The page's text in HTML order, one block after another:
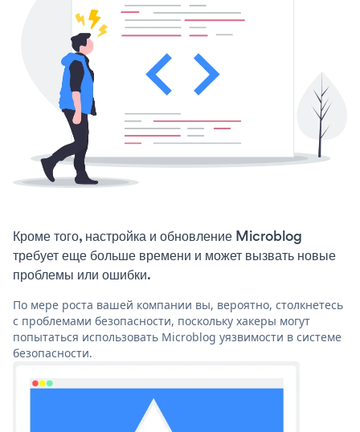
Кроме того, настройка и обновление Microblog
требует еще больше времени и может вызвать новые
проблемы или ошибки.
По мере роста вашей компании вы, вероятно, столкнетесь
с проблемами безопасности, поскольку хакеры могут
попытаться использовать Microblog уязвимости в системе
безопасности.